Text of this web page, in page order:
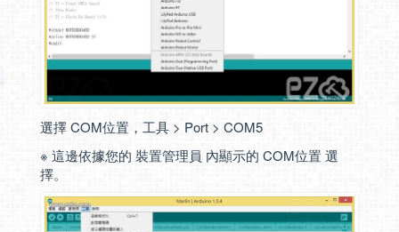
選擇 COM位置，工具 > Port > COM5
※ 這邊依據您的 裝置管理員 內顯示的 COM位置 選
擇。